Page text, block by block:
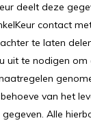
deelt deze
contact
te laten
uit te nodigen
van het
Alle